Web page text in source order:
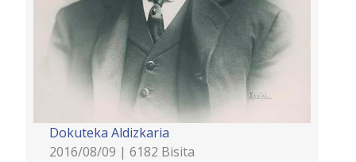
Dokuteka Aldizkaria
2016/08/09 | 6182 Bisita